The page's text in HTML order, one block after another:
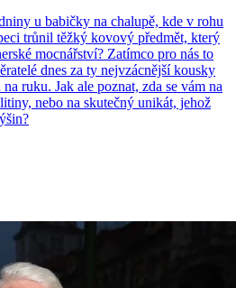
u babičky na chalupě, kde v rohu
trůnil těžký kovový předmět, který
mocnářství? Zatímco pro nás to
dnes za ty nejvzácnější kousky
ruku. Jak ale poznat, zda se vám na
nebo na skutečný unikát, jehož